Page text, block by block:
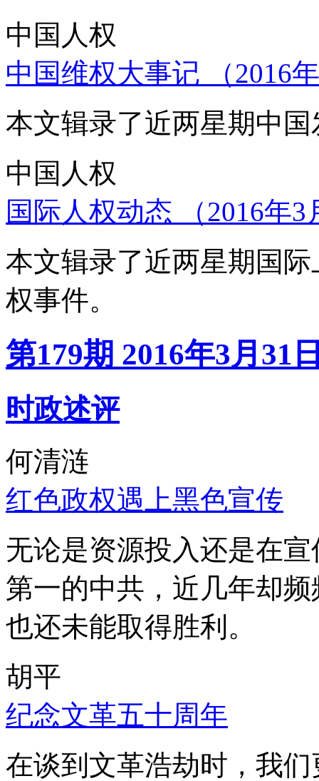
中国人权
中国维权大事记 （2016
本文辑录了近两星期中
中国人权
国际人权动态 （2016年
本文辑录了近两星期国
权事件。
第179期 2016年3月31
时政述评
何清涟
红色政权遇上黑色宣传
无论是资源投入还是在
第一的中共，近几年却
也还未能取得胜利。
胡平
纪念文革五十周年
在谈到文革浩劫时，我